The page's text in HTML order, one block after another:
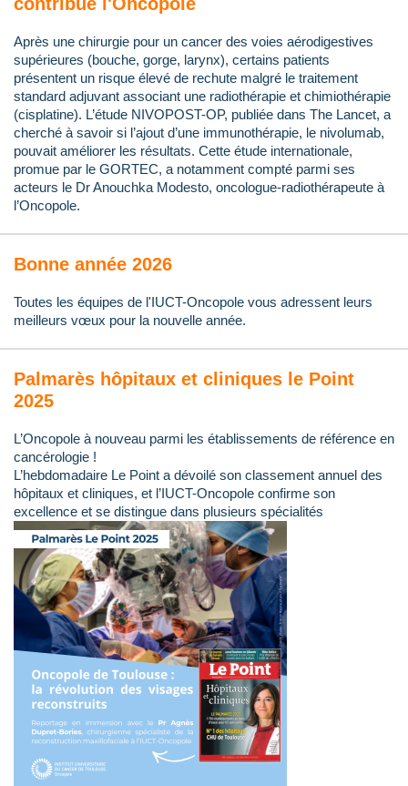
Après une chirurgie pour un cancer des voies aérodigestives
supérieures (bouche, gorge, larynx), certains patients
présentent un risque élevé de rechute malgré le traitement
standard adjuvant associant une radiothérapie et chimiothérapie
(cisplatine). L’étude NIVOPOST-OP, publiée dans The Lancet, a
cherché à savoir si l’ajout d’une immunothérapie, le nivolumab,
pouvait améliorer les résultats. Cette étude internationale,
promue par le GORTEC, a notamment compté parmi ses
acteurs le Dr Anouchka Modesto, oncologue-radiothérapeute à
l’Oncopole.
Bonne année 2026
Toutes les équipes de l'IUCT-Oncopole vous adressent leurs
meilleurs vœux pour la nouvelle année.
Palmarès hôpitaux et cliniques le Point
2025
L’Oncopole à nouveau parmi les établissements de référence en
cancérologie !
L’hebdomadaire Le Point a dévoilé son classement annuel des
hôpitaux et cliniques, et l’IUCT-Oncopole confirme son
excellence et se distingue dans plusieurs spécialités